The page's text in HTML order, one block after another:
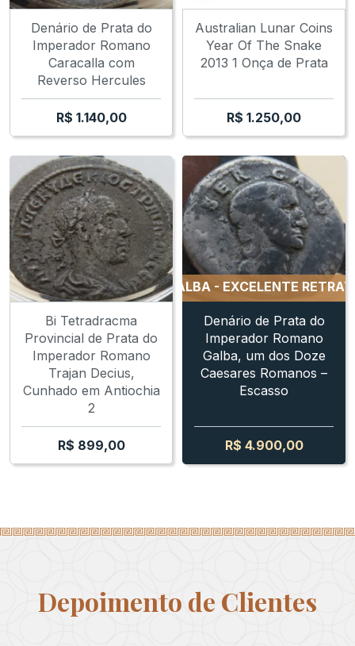
Denário de Prata do
Imperador Romano
Caracalla com
Reverso Hercules
R$ 1.140,00
Australian Lunar Coins
Year Of The Snake
2013 1 Onça de Prata
R$ 1.250,00
Bi Tetradracma
Provincial de Prata do
Imperador Romano
Trajan Decius,
Cunhado em Antiochia
2
R$ 899,00
DE PRATA DE GALBA - EXCELENTE RETRATO
Denário de Prata do
Imperador Romano
Galba, um dos Doze
Caesares Romanos –
Escasso
R$ 4.900,00
Depoimento de Clientes